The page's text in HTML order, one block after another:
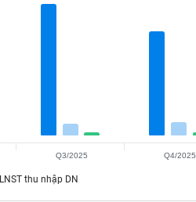
LNST thu nhập DN
Q3/2025 Q4/2025